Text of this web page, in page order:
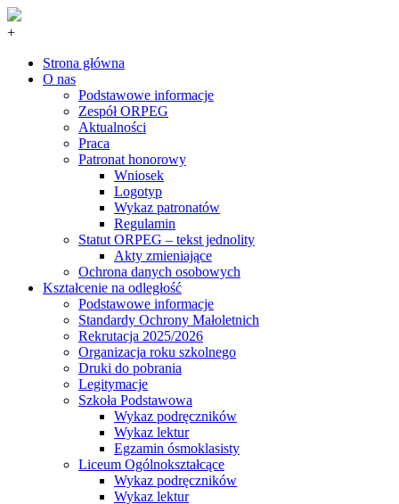
+
Strona główna
O nas
Podstawowe informacje
Zespół ORPEG
Aktualności
Praca
Patronat honorowy
Wniosek
Logotyp
Wykaz patronatów
Regulamin
Statut ORPEG – tekst jednolity
Akty zmieniające
Ochrona danych osobowych
Kształcenie na odległość
Podstawowe informacje
Standardy Ochrony Małoletnich
Rekrutacja 2025/2026
Organizacja roku szkolnego
Druki do pobrania
Legitymacje
Szkoła Podstawowa
Wykaz podręczników
Wykaz lektur
Egzamin ósmoklasisty
Liceum Ogólnokształcące
Wykaz podręczników
Wykaz lektur